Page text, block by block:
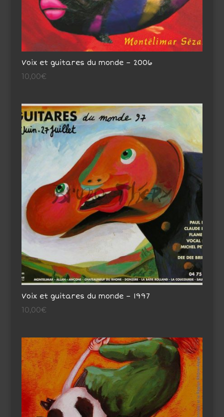
Voix et guitares du monde – 2006
10,00€
Voix et guitares du monde – 1997
10,00€